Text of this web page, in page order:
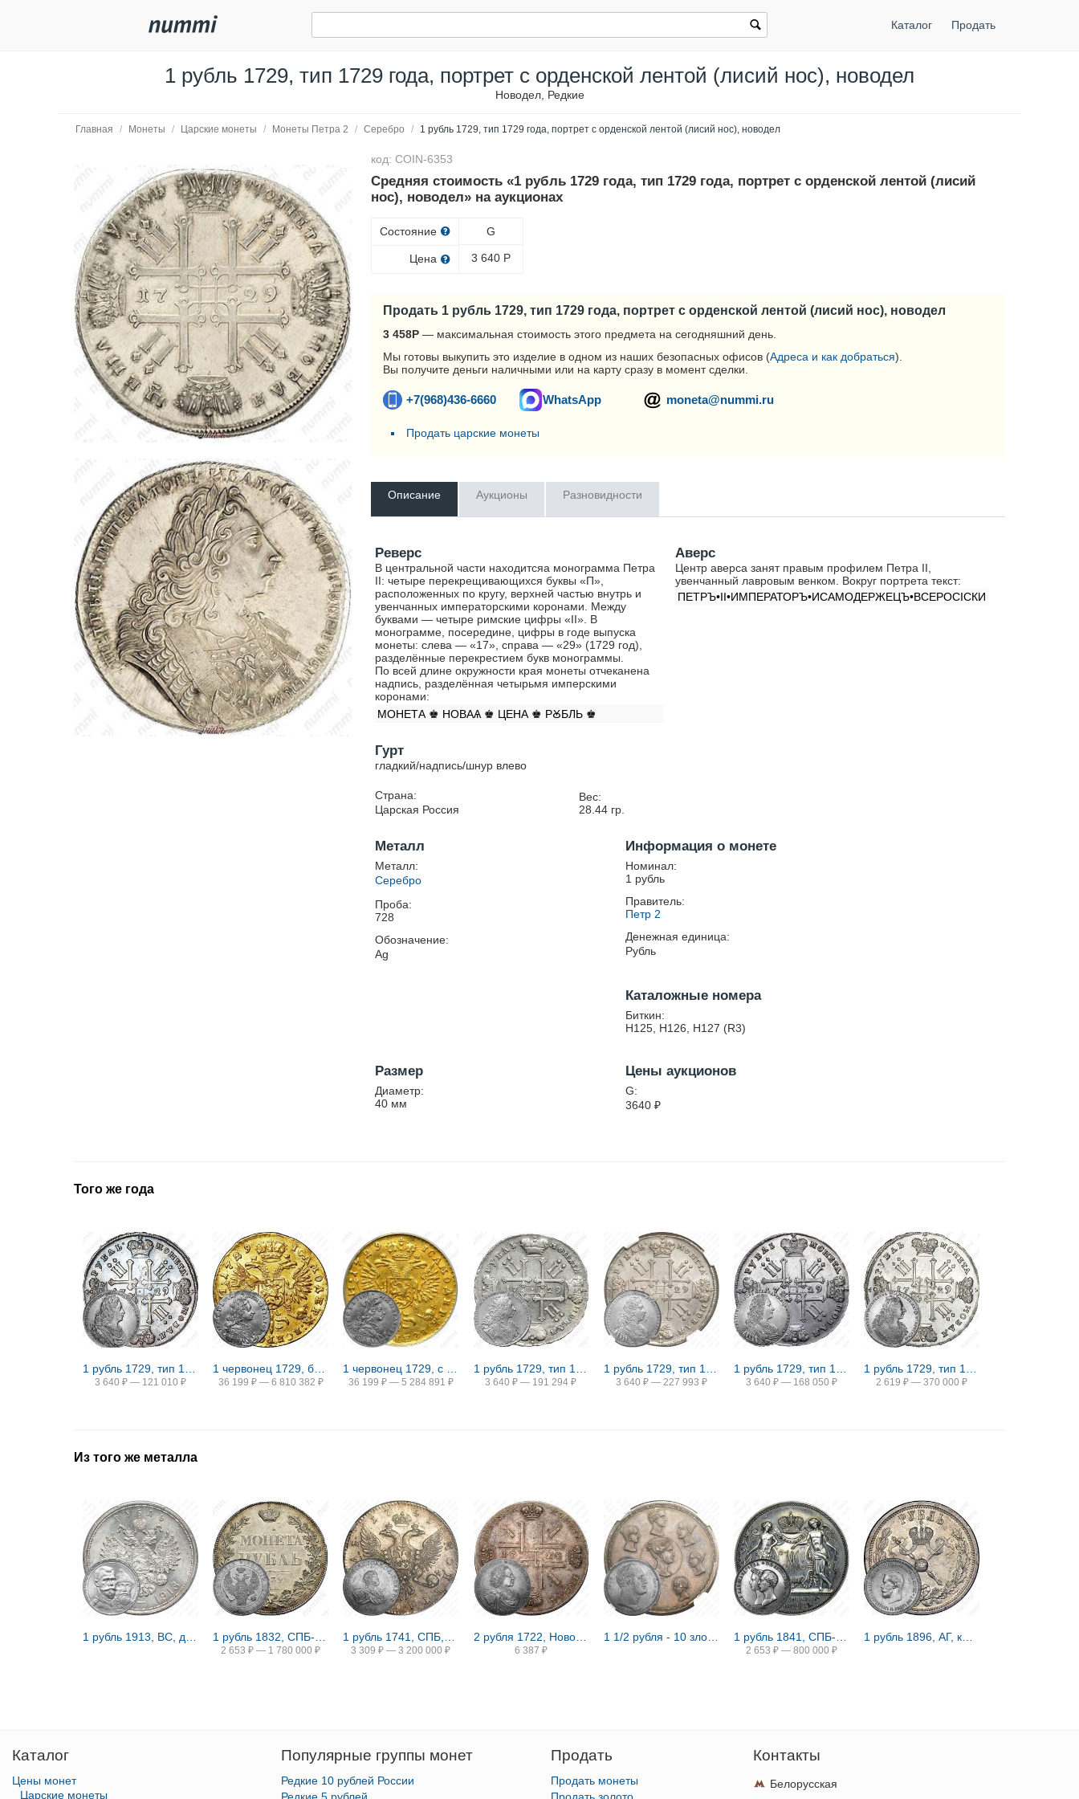
Каталог Продать
1 рубль 1729, тип 1729 года, портрет с орденской лентой (лисий нос), новодел
Новодел, Редкие
Главная / Монеты / Царские монеты / Монеты Петра 2 / Серебро / 1 рубль 1729, тип 1729 года, портрет с орденской лентой (лисий нос), новодел
код: COIN-6353
Средняя стоимость «1 рубль 1729 года, тип 1729 года, портрет с орденской лентой (лисий
нос), новодел» на аукционах
Состояние
Цена
G
3 640 Р
Продать 1 рубль 1729, тип 1729 года, портрет с орденской лентой (лисий нос), новодел
3 458Р — максимальная стоимость этого предмета на сегодняшний день.
Мы готовы выкупить это изделие в одном из наших безопасных офисов (Адреса и как добраться).
Вы получите деньги наличными или на карту сразу в момент сделки.
+7(968)436-6660 WhatsApp moneta@nummi.ru
Продать царские монеты
Описание Аукционы Разновидности
Реверс
В центральной части находитсяа монограмма Петра
II: четыре перекрещивающихся буквы «П»,
расположенных по кругу, верхней частью внутрь и
увенчанных императорскими коронами. Между
буквами — четыре римские цифры «II». В
монограмме, посередине, цифры в годе выпуска
монеты: слева — «17», справа — «29» (1729 год),
разделённые перекрестием букв монограммы.
По всей длине окружности края монеты отчеканена
надпись, разделённая четырьмя имперскими
коронами:
МОНЕТА ♚ НОВАѦ ♚ ЦЕНА ♚ РꙊБЛЬ ♚
Аверс
Центр аверса занят правым профилем Петра II,
увенчанный лавровым венком. Вокруг портрета текст:
ПЕТРЪ•II•ИМПЕРАТОРЪ•ИСАМОДЕРЖЕЦЪ•ВСЕРОСIСКИ
Гурт
гладкий/надпись/шнур влево
Страна:
Царская Россия
Вес:
28.44гр.
Металл
Металл:
Серебро
Проба:
728
Обозначение:
Ag
Информация о монете
Номинал:
1 рубль
Правитель:
Петр 2
Денежная единица:
Рубль
Каталожные номера
Биткин:
Н125, Н126, Н127 (R3)
Размер
Диаметр:
40 мм
Цены аукционов
G:
3640 ₽
Того же года
3 640 ₽ — 121 010 ₽ 36 199 ₽ — 6 810 382 ₽ 36 199 ₽ — 5 284 891 ₽ 3 640 ₽ — 191 294 ₽ 3 640 ₽ — 227 993 ₽ 3 640 ₽ — 168 050 ₽ 2 619 ₽ — 370 000 ₽
Из того же металла
2 653 ₽ — 1 780 000 ₽ 3 309 ₽ — 3 200 000 ₽
2 рубля 1722, Новодел
6 387 ₽
1 1/2 рубля - 10 злотых 1836, семейный, П. У., Новодел
2 653 ₽ — 800 000 ₽
Каталог
Цены монет
Царские монеты
Популярные группы монет
Редкие 10 рублей России
Продать
Продать монеты
Контакты
Белорусская